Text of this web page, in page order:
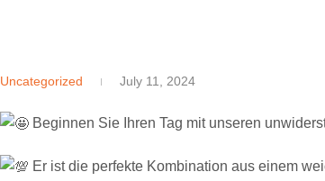
Uncategorized July 11, 2024
Beginnen Sie Ihren Tag mit unseren
Er ist die perfekte Kombination aus einem